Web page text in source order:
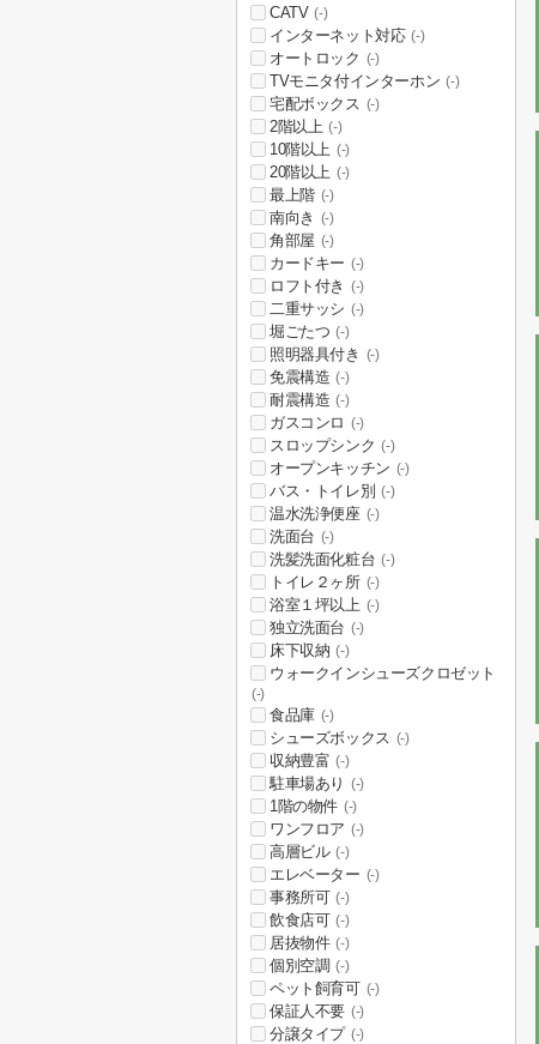
CATV (-)
インターネット対応 (-)
オートロック (-)
TVモニタ付インターホン (-)
宅配ボックス (-)
2階以上 (-)
10階以上 (-)
20階以上 (-)
最上階 (-)
南向き (-)
角部屋 (-)
カードキー (-)
ロフト付き (-)
二重サッシ (-)
堀ごたつ (-)
照明器具付き (-)
免震構造 (-)
耐震構造 (-)
ガスコンロ (-)
スロップシンク (-)
オープンキッチン (-)
バス・トイレ別 (-)
温水洗浄便座 (-)
洗面台 (-)
洗髪洗面化粧台 (-)
トイレ２ヶ所 (-)
浴室１坪以上 (-)
独立洗面台 (-)
床下収納 (-)
ウォークインシューズクロゼット
(-)
食品庫 (-)
シューズボックス (-)
収納豊富 (-)
駐車場あり (-)
1階の物件 (-)
ワンフロア (-)
高層ビル (-)
エレベーター (-)
事務所可 (-)
飲食店可 (-)
居抜物件 (-)
個別空調 (-)
ペット飼育可 (-)
保証人不要 (-)
分譲タイプ (-)